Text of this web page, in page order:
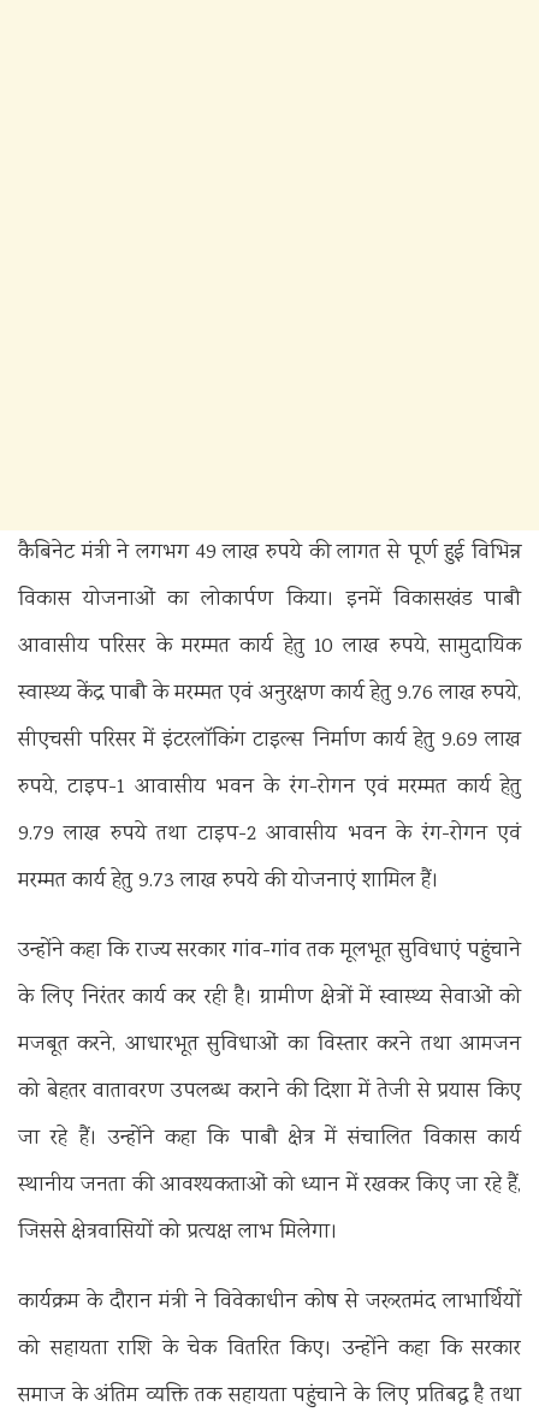
कैबिनेट मंत्री ने लगभग 49 लाख रुपये की लागत से पूर्ण हुई विभिन्न
विकास योजनाओं का लोकार्पण किया। इनमें विकासखंड पाबौ
आवासीय परिसर के मरम्मत कार्य हेतु 10 लाख रुपये, सामुदायिक
स्वास्थ्य केंद्र पाबौ के मरम्मत एवं अनुरक्षण कार्य हेतु 9.76 लाख रुपये,
सीएचसी परिसर में इंटरलॉकिंग टाइल्स निर्माण कार्य हेतु 9.69 लाख
रुपये, टाइप-1 आवासीय भवन के रंग-रोगन एवं मरम्मत कार्य हेतु
9.79 लाख रुपये तथा टाइप-2 आवासीय भवन के रंग-रोगन एवं
मरम्मत कार्य हेतु 9.73 लाख रुपये की योजनाएं शामिल हैं।
उन्होंने कहा कि राज्य सरकार गांव-गांव तक मूलभूत सुविधाएं पहुंचाने
के लिए निरंतर कार्य कर रही है। ग्रामीण क्षेत्रों में स्वास्थ्य सेवाओं को
मजबूत करने, आधारभूत सुविधाओं का विस्तार करने तथा आमजन
को बेहतर वातावरण उपलब्ध कराने की दिशा में तेजी से प्रयास किए
जा रहे हैं। उन्होंने कहा कि पाबौ क्षेत्र में संचालित विकास कार्य
स्थानीय जनता की आवश्यकताओं को ध्यान में रखकर किए जा रहे हैं,
जिससे क्षेत्रवासियों को प्रत्यक्ष लाभ मिलेगा।
कार्यक्रम के दौरान मंत्री ने विवेकाधीन कोष से जरूरतमंद लाभार्थियों
को सहायता राशि के चेक वितरित किए। उन्होंने कहा कि सरकार
समाज के अंतिम व्यक्ति तक सहायता पहुंचाने के लिए प्रतिबद्ध है तथा